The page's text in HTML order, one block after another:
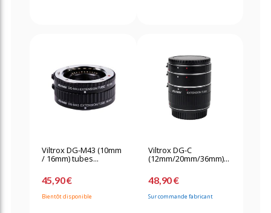
Viltrox DG-M43 (10mm
/ 16mm) tubes...
45,90 €
Bientôt disponible
Viltrox DG-C
(12mm/20mm/36mm)...
48,90 €
Sur commande fabricant